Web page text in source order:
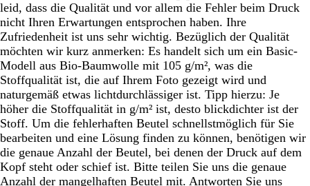
leid, dass die Qualität und vor allem die Fehler beim Druck
nicht Ihren Erwartungen entsprochen haben. Ihre
Zufriedenheit ist uns sehr wichtig. Bezüglich der Qualität
möchten wir kurz anmerken: Es handelt sich um ein Basic-
Modell aus Bio-Baumwolle mit 105 g/m², was die
Stoffqualität ist, die auf Ihrem Foto gezeigt wird und
naturgemäß etwas lichtdurchlässiger ist. Tipp hierzu: Je
höher die Stoffqualität in g/m² ist, desto blickdichter ist der
Stoff. Um die fehlerhaften Beutel schnellstmöglich für Sie
bearbeiten und eine Lösung finden zu können, benötigen wir
die genaue Anzahl der Beutel, bei denen der Druck auf dem
Kopf steht oder schief ist. Bitte teilen Sie uns die genaue
Anzahl der mangelhaften Beutel mit. Antworten Sie uns